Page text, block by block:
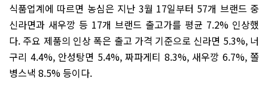
식품업계에 따르면 농심은 지난 3월 17일부터 57개 브랜드 중
신라면과 새우깡 등 17개 브랜드 출고가를 평균 7.2% 인상했
다. 주요 제품의 인상 폭은 출고 가격 기준으로 신라면 5.3%, 너
구리 4.4%, 안성탕면 5.4%, 짜파게티 8.3%, 새우깡 6.7%, 쫄
병스낵 8.5% 등이다.